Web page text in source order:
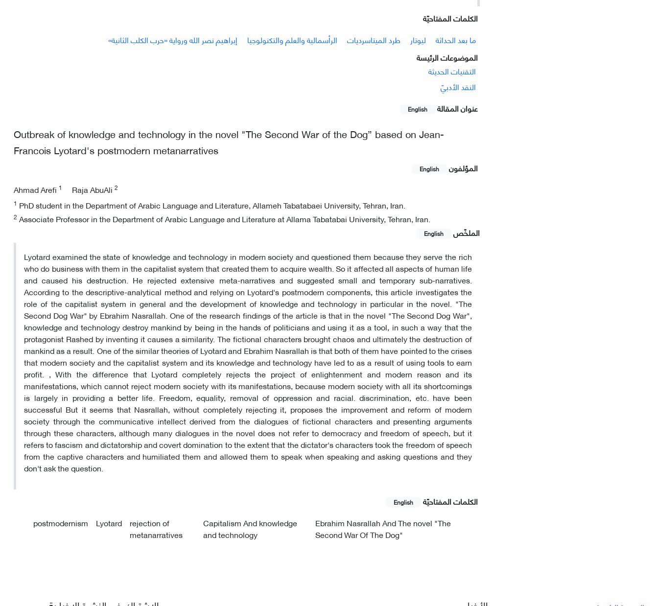
الکلمات المفتاحيّة
ما بعد الحداثة
ليوتار طرد المیتاسردیات الرأسمالية والعلم والتكنولوجيا
إبراهیم نصر الله وروایة «حرب الكلب الثانیة»
الموضوعات الرئيسة
التقنیات الحدیثة
النقد الأدبيّ
عنوان المقالة
English
Outbreak of knowledge and technology in the novel "The Second War of the Dog” based on Jean-
Francois Lyotard's postmodern metanarratives
المؤلفون English
Ahmad Arefi 1 Raja AbuAli 2
1 PhD student in the Department of Arabic Language and Literature, Allameh Tabatabaei University, Tehran, Iran.
2 Associate Professor in the Department of Arabic Language and Literature at Allama Tabatabai University, Tehran, Iran.
الملخّص
English
Lyotard examined the state of knowledge and technology in modern society and questioned them because they serve the rich
who do business with them in the capitalist system that created them to acquire wealth. So it affected all aspects of human life
and caused his destruction. He rejected extensive meta-narratives and suggested small and temporary sub-narratives.
According to the descriptive-analytical method and relying on Lyotard's postmodern components, this article investigates the
role of the capitalist system in general and the development of knowledge and technology in particular in the novel. "The
Second Dog War" by Ebrahim Nasrallah. One of the research findings of the article is that in the novel "The Second Dog War",
knowledge and technology destroy mankind by being in the hands of politicians and using it as a tool, in such a way that the
protagonist Rashed by inventing it causes a similarity. The fictional characters brought chaos and ultimately the destruction of
mankind as a result. One of the similar theories of Lyotard and Ebrahim Nasrallah is that both of them have pointed to the crises
that modern society and the capitalist system and its knowledge and technology have led to as a result of using tools to earn
profit. , With the difference that Lyotard completely rejects the project of enlightenment and modern reason and its
manifestations, which cannot reject modern society with its manifestations, because modern society with all its shortcomings
is largely in providing a better life. Freedom, equality, removal of oppression and racial. discrimination, etc. have been
successful But it seems that Nasrallah, without completely rejecting it, proposes the improvement and reform of modern
society through the communicative intellect derived from the dialogues of fictional characters and presenting arguments
through these characters, although many dialogues in the novel does not refer to democracy and freedom of speech, but it
refers to fascism and dictatorship and covert domination to the extent that the dictator's characters took the freedom of speech
from the captive characters and humiliated them and allowed them to speak when speaking and asking questions and they
don't ask the question.
الکلمات المفتاحيّة English
postmodernism Lyotard rejection of
metanarratives
Capitalism And knowledge
and technology
Ebrahim Nasrallah And The novel "The
Second War Of The Dog"